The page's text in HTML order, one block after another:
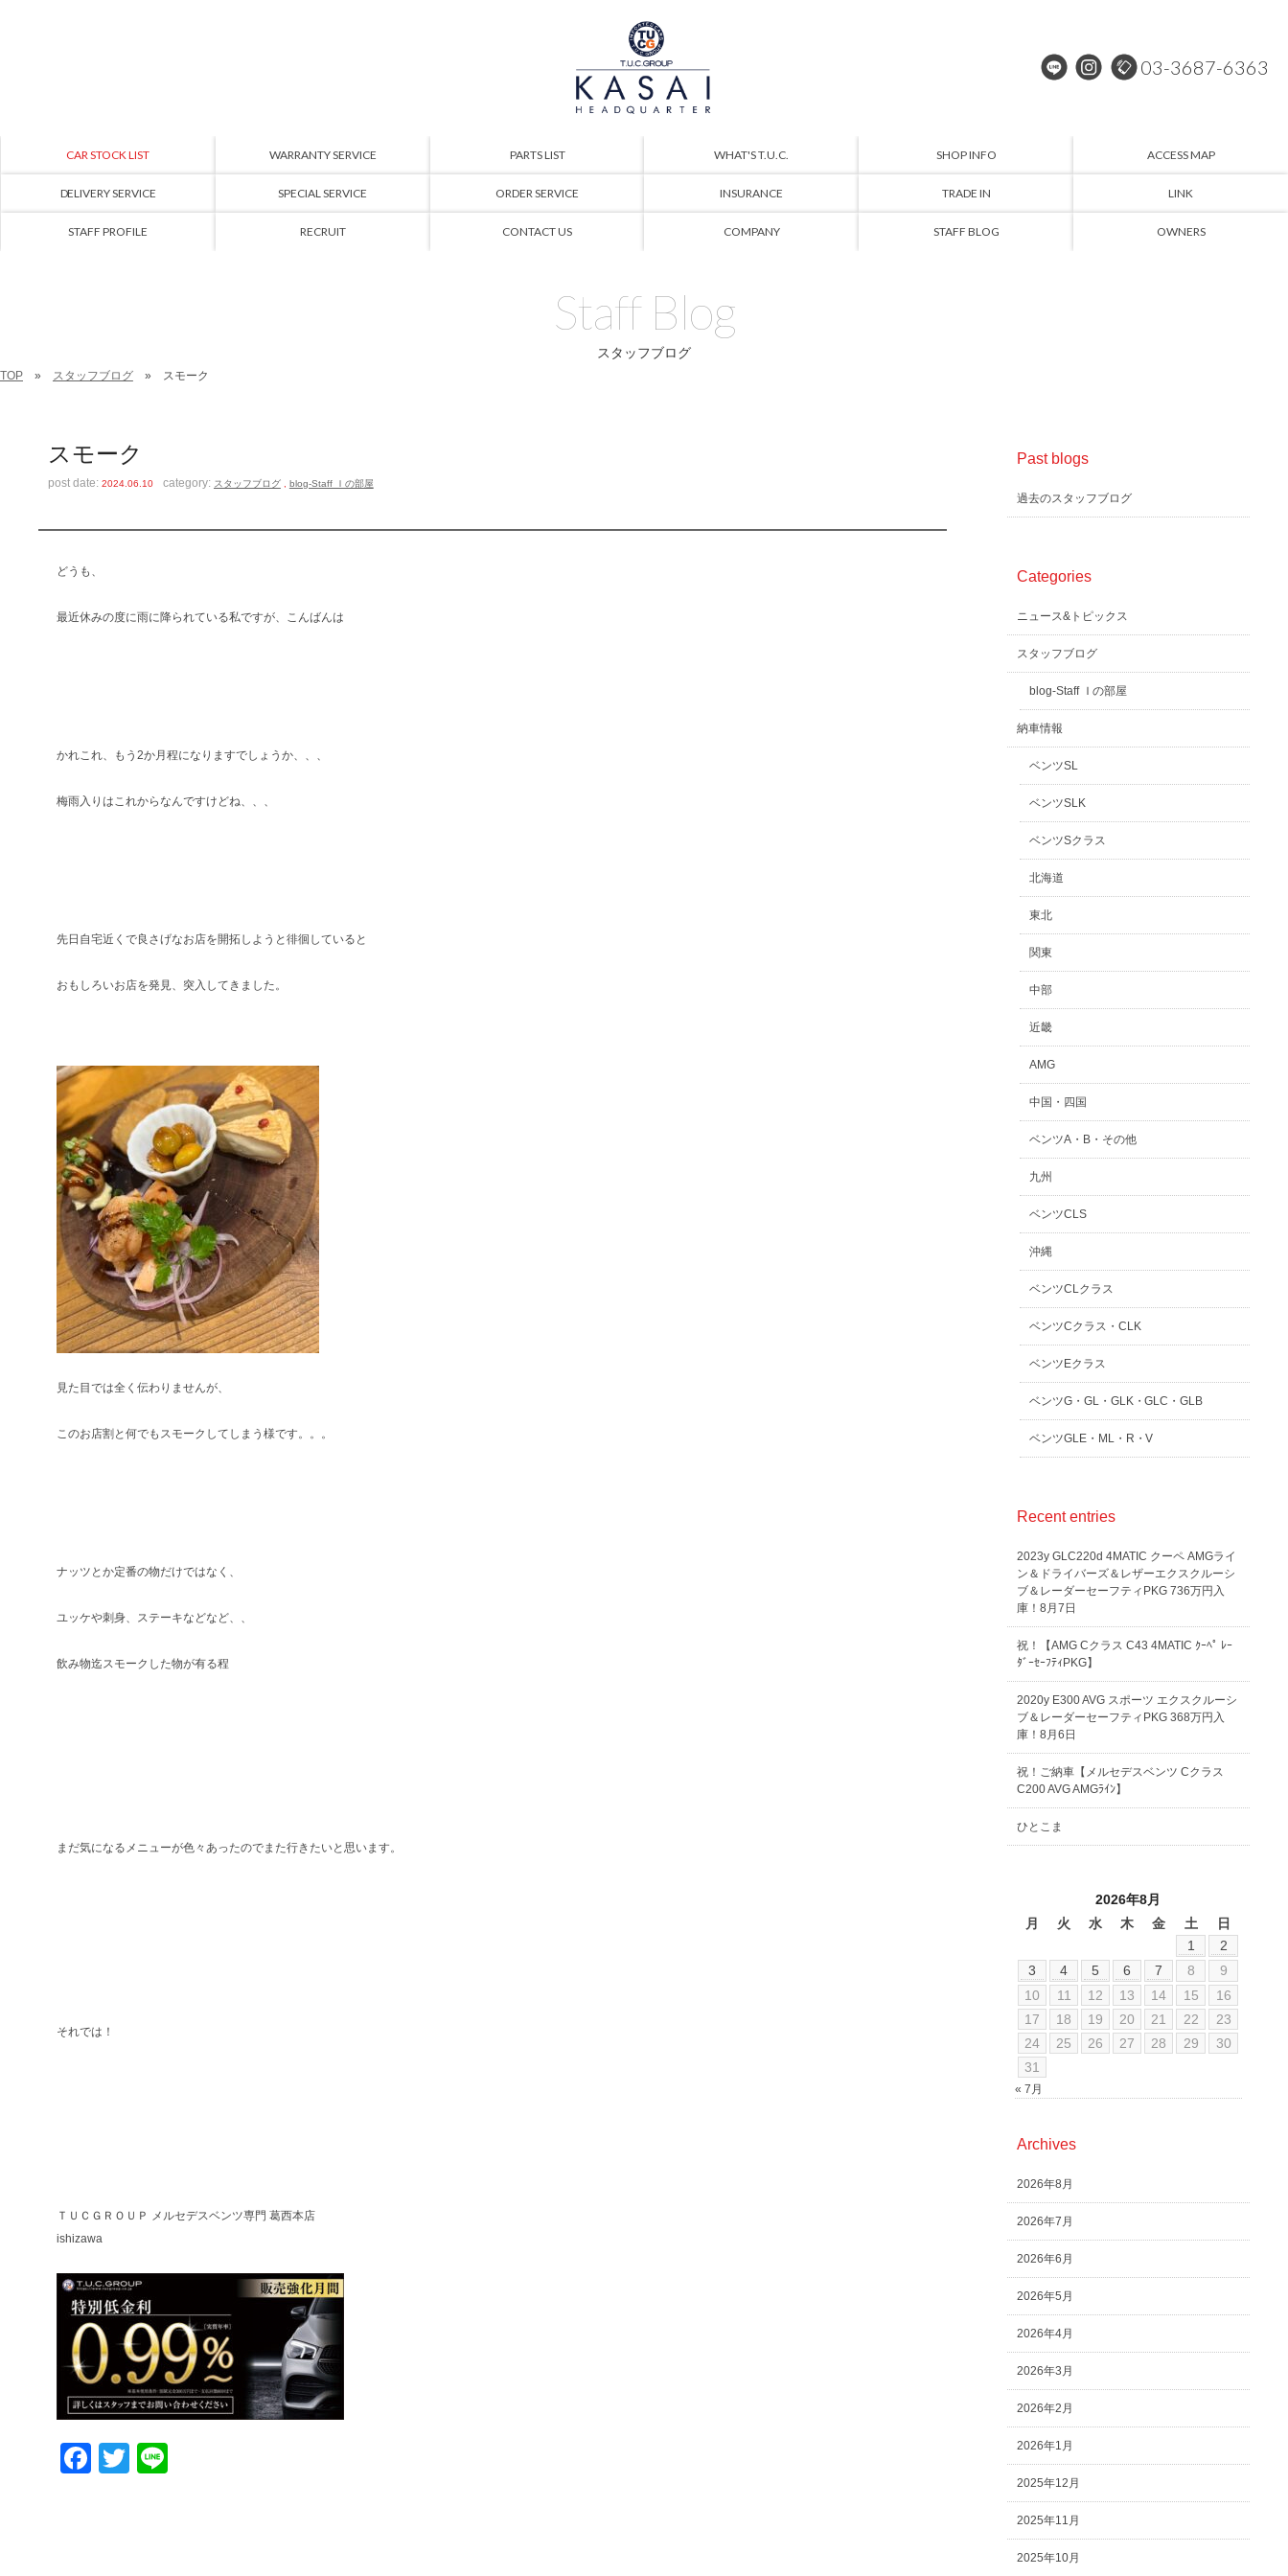
03-3687-6363
CAR STOCK LIST WARRANTY SERVICE PARTS LIST WHAT'S T.U.C. SHOP INFO ACCESS MAP
DELIVERY SERVICE SPECIAL SERVICE ORDER SERVICE INSURANCE TRADE IN LINK
STAFF PROFILE RECRUIT CONTACT US COMPANY STAFF BLOG OWNERS
Staff Blog
スタッフブログ
TOP スタッフブログ スモーク
スモーク
post date:2024.06.10 category: スタッフブログ, blog-Staff Ｉの部屋
どうも、
最近休みの度に雨に降られている私ですが、こんばんは
かれこれ、もう2か月程になりますでしょうか、、、
梅雨入りはこれからなんですけどね、、、
先日自宅近くで良さげなお店を開拓しようと徘徊していると
おもしろいお店を発見、突入してきました。
見た目では全く伝わりませんが、
このお店割と何でもスモークしてしまう様です。。。
ナッツとか定番の物だけではなく、
ユッケや刺身、ステーキなどなど、、
飲み物迄スモークした物が有る程
まだ気になるメニューが色々あったのでまた行きたいと思います。
それでは！
ＴＵＣＧＲＯＵＰ メルセデスベンツ専門 葛西本店
ishizawa
Facebook
Twitter
Past blogs
過去のスタッフブログ
Categories
ニュース&トピックス
スタッフブログ
blog-Staff Ｉの部屋
納車情報
ベンツSL
ベンツSLK
ベンツSクラス
北海道
東北
関東
中部
近畿
AMG
中国・四国
ベンツA・B・その他
九州
ベンツCLS
沖縄
ベンツCLクラス
ベンツCクラス・CLK
ベンツEクラス
ベンツG・GL・GLK・GLC・GLB
ベンツGLE・ML・R・V
Recent entries
2023y GLC220d 4MATIC クーペ AMGライ
ン＆ドライバーズ＆レザーエクスクルーシ
ブ＆レーダーセーフティPKG 736万円入
庫！8月7日
祝！【AMG Cクラス C43 4MATIC ｸｰﾍﾟ ﾚｰ
ﾀﾞｰｾｰﾌﾃｨPKG】
2020y E300 AVG スポーツ エクスクルーシ
ブ＆レーダーセーフティPKG 368万円入
庫！8月6日
祝！ご納車【メルセデスベンツ Cクラス
C200 AVG AMGﾗｲﾝ】
ひとこま
2026年8月
月
火 水 木 金 土
日
1
2
3
4 5 6 7 8
9
10
11 12 13 14 15
16
17
18 19 20 21 22
23
24
25 26 27 28 29
30
31
« 7月
Archives
2026年8月
2026年7月
2026年6月
2026年5月
2026年4月
2026年3月
2026年2月
2026年1月
2025年12月
2025年11月
2025年10月